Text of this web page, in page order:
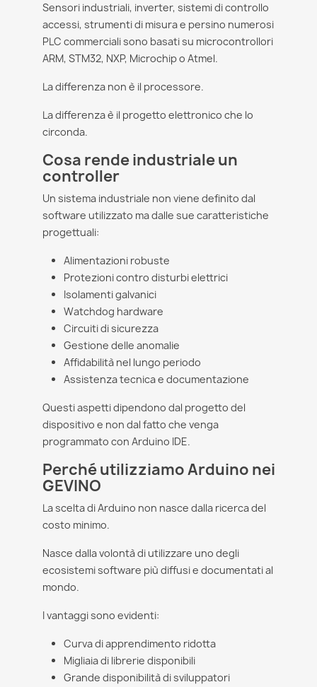
Sensori industriali, inverter, sistemi di controllo
accessi, strumenti di misura e persino numerosi
PLC commerciali sono basati su microcontrollori
ARM, STM32, NXP, Microchip o Atmel.
La differenza non è il processore.
La differenza è il progetto elettronico che lo
circonda.
Cosa rende industriale un
controller
Un sistema industriale non viene definito dal
software utilizzato ma dalle sue caratteristiche
progettuali:
Alimentazioni robuste
Protezioni contro disturbi elettrici
Isolamenti galvanici
Watchdog hardware
Circuiti di sicurezza
Gestione delle anomalie
Affidabilità nel lungo periodo
Assistenza tecnica e documentazione
Questi aspetti dipendono dal progetto del
dispositivo e non dal fatto che venga
programmato con Arduino IDE.
Perché utilizziamo Arduino nei
GEVINO
La scelta di Arduino non nasce dalla ricerca del
costo minimo.
Nasce dalla volontà di utilizzare uno degli
ecosistemi software più diffusi e documentati al
mondo.
I vantaggi sono evidenti:
Curva di apprendimento ridotta
Migliaia di librerie disponibili
Grande disponibilità di sviluppatori